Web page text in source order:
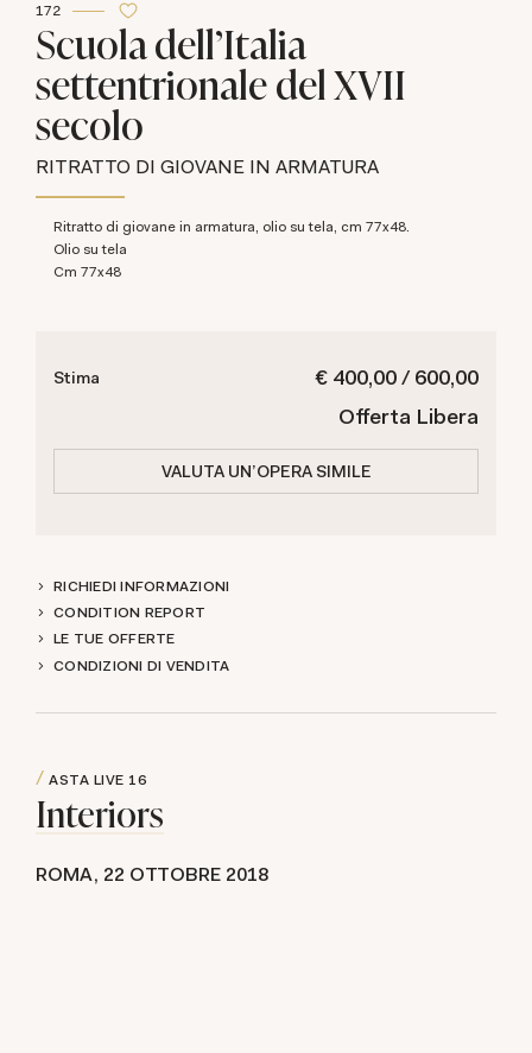
172
Scuola dell'Italia
settentrionale del XVII
secolo
RITRATTO DI GIOVANE IN ARMATURA
Ritratto di giovane in armatura, olio su tela, cm 77x48.
Olio su tela
cm 77x48
€ 400,00 / 600,00
Stima
Offerta Libera
VALUTA UN'OPERA SIMILE
RICHIEDI INFORMAZIONI
CONDITION REPORT
LE TUE OFFERTE
CONDIZIONI DI VENDITA
ASTA LIVE 16
Interiors
ROMA, 22 OTTOBRE 2018